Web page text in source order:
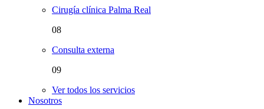
Cirugía clínica Palma Real
08
Consulta externa
09
Ver todos los servicios
Nosotros